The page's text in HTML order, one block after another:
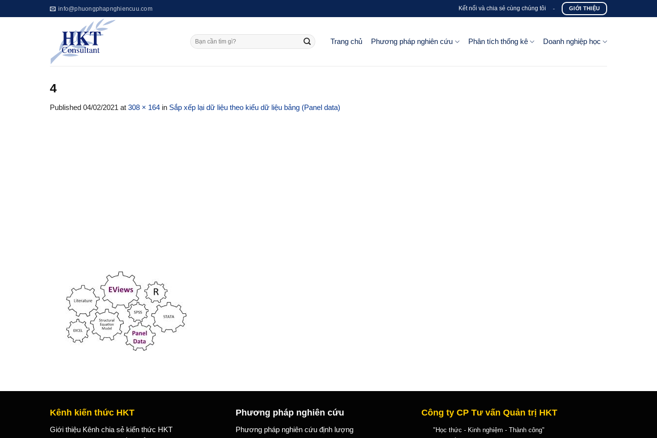
to
info@phuongphapnghiencuu.com Kết nối và chia sẻ cùng chúng tôi - GIỚI THIỆU
Trang chủ Phương pháp nghiên cứu Phân tích thống kê Doanh nghiệp học
4
Published 04/02/2021 at 308 × 164 in Sắp xếp lại dữ liệu theo kiểu dữ liệu bảng (Panel data)
Kênh kiến thức HKT
Giới thiệu Kênh chia sẻ kiến thức HKT
Phương pháp nghiên cứu
Phương pháp nghiên cứu định lượng
Công ty CP Tư vấn Quản trị HKT
"Học thức - Kinh nghiệm - Thành công"